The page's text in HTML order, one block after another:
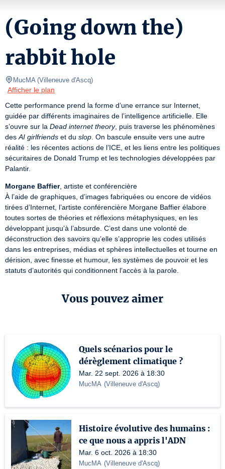
(Going down the)
rabbit hole
MucMA (Villeneuve d'Ascq)
Afficher le plan
Cette performance prend la forme d’une errance sur Internet,
guidée par différents imaginaires de l’intelligence artificielle. Elle
s’ouvre sur la Dead internet theory, puis traverse les phénomènes
des AI girlfriends et du slop . On bascule ensuite vers une autre
réalité : les récentes actions de l’ICE, et les liens entre les politiques
sécuritaires de Donald Trump et les technologies développées par
Palantir.
Morgane Baffier, artiste et conférencière
À l’aide de graphiques, d’images fabriquées ou encore de vidéos
tirées d’Internet, l’artiste conférencière Morgane Baffier élabore
toutes sortes de théories et réflexions métaphysiques, en les
développant jusqu’à l’absurde. C’est dans une volonté de
déconstruction des savoirs qu’elle s’approprie les codes utilisés
dans les entreprises, médias et sphères intellectuelles et tourne en
dérision, avec finesse et humour, les systèmes de pouvoir et les
statuts d’autorités qui conditionnent l’accès à la parole.
Vous pouvez aimer
Quels scénarios pour le
dérèglement climatique ?
Mar. 22 sept. 2026 à 18:30
MucMA (Villeneuve d'Ascq)
Histoire évolutive des humains :
ce que nous a appris l'ADN
Mar. 6 oct. 2026 à 18:30
MucMA (Villeneuve d'Ascq)